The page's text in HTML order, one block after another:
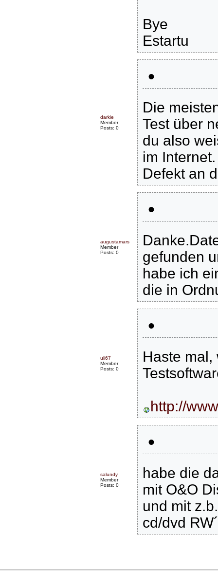
Bye
Estartu
darkie
Member
Posts: 0
•
Die
Test über
du also
im
Defekt an
augustamars
Member
Posts: 0
•
gefunden
habe ich
die in
uli67
Member
Posts: 0
•
Haste
http://
salundy
Member
Posts: 0
•
habe die
mit O&O
und mit
cd/dvd